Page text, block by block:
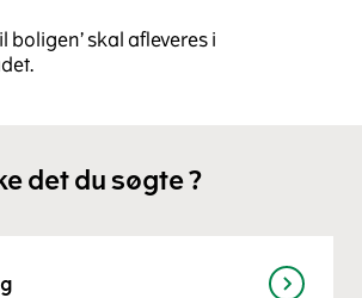
boligen’ skal afleveres i
det du søgte ?